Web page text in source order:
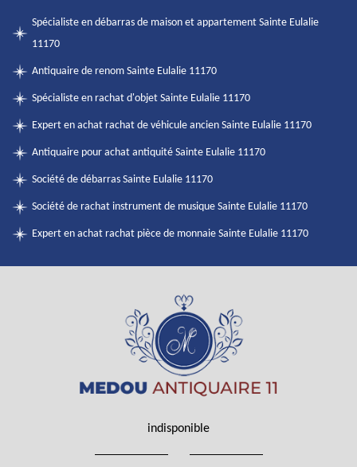
Spécialiste en débarras de maison et appartement Sainte Eulalie
11170
Antiquaire de renom Sainte Eulalie 11170
Spécialiste en rachat d'objet Sainte Eulalie 11170
Expert en achat rachat de véhicule ancien Sainte Eulalie 11170
Antiquaire pour achat antiquité Sainte Eulalie 11170
Société de débarras Sainte Eulalie 11170
Société de rachat instrument de musique Sainte Eulalie 11170
Expert en achat rachat pièce de monnaie Sainte Eulalie 11170
indisponible